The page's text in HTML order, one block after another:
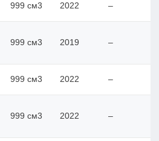
999 см3 2022 –
999 см3 2019 –
999 см3 2022 –
999 см3 2022 –